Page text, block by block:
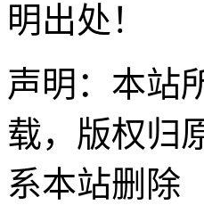
明出处！
声明：本站
载，版权归
系本站删除